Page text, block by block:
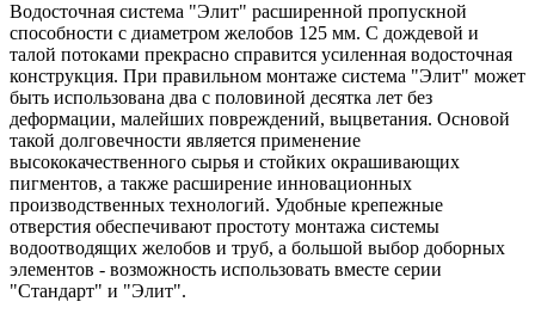
Водосточная система "Элит" расширенной пропускной
способности с диаметром желобов 125 мм. С дождевой и
талой потоками прекрасно справится усиленная водосточная
конструкция. При правильном монтаже система "Элит" может
быть использована два с половиной десятка лет без
деформации, малейших повреждений, выцветания. Основой
такой долговечности является применение
высококачественного сырья и стойких окрашивающих
пигментов, а также расширение инновационных
производственных технологий. Удобные крепежные
отверстия обеспечивают простоту монтажа системы
водоотводящих желобов и труб, а большой выбор доборных
элементов - возможность использовать вместе серии
"Стандарт" и "Элит".